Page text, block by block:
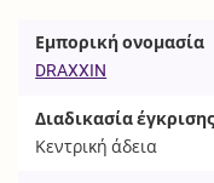
Εμπορική ονομασία
DRAXXIN
Διαδικασία έγκρισης
Κεντρική άδεια